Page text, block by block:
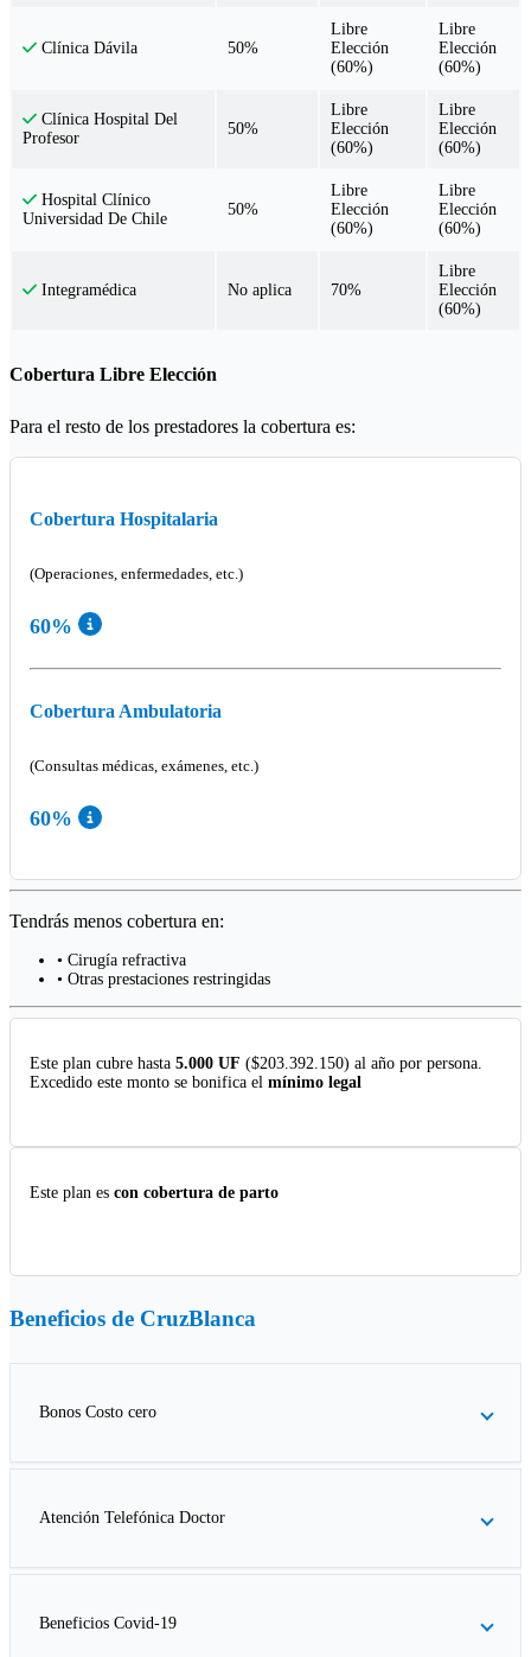
Clínica Dávila 50%
Libre
Elección
(60%)
Libre
Elección
(60%)
Clínica Hospital Del
Profesor
50%
Libre
Elección
(60%)
Libre
Elección
(60%)
Hospital Clínico
Universidad De Chile
50%
Libre
Elección
(60%)
Libre
Elección
(60%)
Integramédica No aplica 70%
Libre
Elección
(60%)
Cobertura Libre Elección
Para el resto de los prestadores la cobertura es:
Cobertura Hospitalaria
(Operaciones, enfermedades, etc.)
60%
Cobertura Ambulatoria
(Consultas médicas, exámenes, etc.)
60%
Tendrás menos cobertura en:
• Cirugía refractiva
• Otras prestaciones restringidas
Este plan cubre hasta 5.000 UF ($203.392.150) al año por persona.
Excedido este monto se bonifica el mínimo legal
Este plan es con cobertura de parto
Beneficios de CruzBlanca
Bonos Costo cero
Atención Telefónica Doctor
Beneficios Covid-19